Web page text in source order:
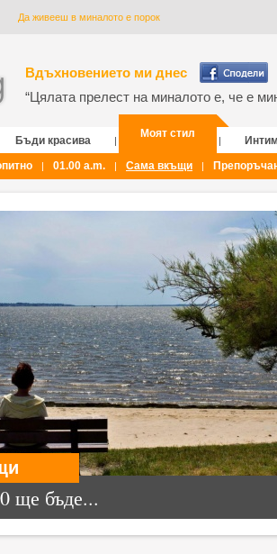
Да живееш в миналото е порок
Вдъхновението ми днес
“Цялата прелест на миналото е, че е
Бъди красива |
Моят стил
|
| 01.00 a.m. | Сама вкъщи |
ще бъде...